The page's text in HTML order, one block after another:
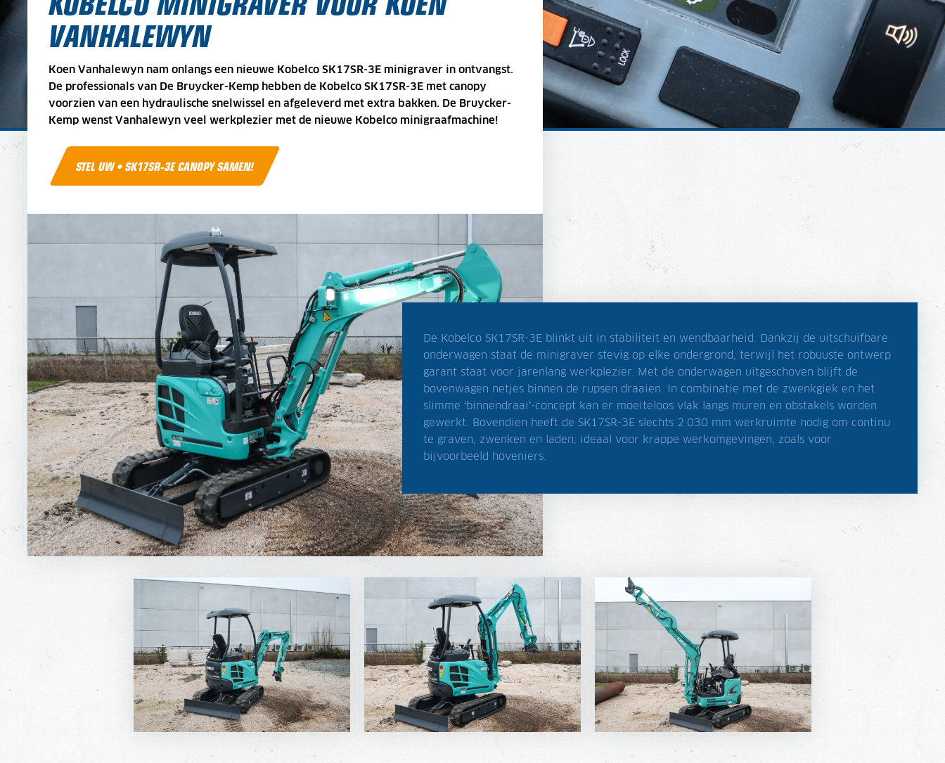
VANHALEWYN
Koen Vanhalewyn nam onlangs een nieuwe Kobelco SK17SR-3E minigraver in ontvangst.
De professionals van De Bruycker-Kemp hebben de Kobelco SK17SR-3E met canopy
voorzien van een hydraulische snelwissel en afgeleverd met extra bakken. De Bruycker-
Kemp wenst Vanhalewyn veel werkplezier met de nieuwe Kobelco minigraafmachine!
STEL UW • SK17SR-3E CANOPY SAMEN!
De Kobelco SK17SR-3E blinkt uit in stabiliteit en wendbaarheid. Dankzij de uitschuifbare
onderwagen staat de minigraver stevig op elke ondergrond, terwijl het robuuste ontwerp
garant staat voor jarenlang werkplezier. Met de onderwagen uitgeschoven blijft de
bovenwagen netjes binnen de rupsen draaien. In combinatie met de zwenkgiek en het
slimme ‘binnendraai’-concept kan er moeiteloos vlak langs muren en obstakels worden
gewerkt. Bovendien heeft de SK17SR-3E slechts 2.030 mm werkruimte nodig om continu
te graven, zwenken en laden; ideaal voor krappe werkomgevingen, zoals voor
bijvoorbeeld hoveniers.